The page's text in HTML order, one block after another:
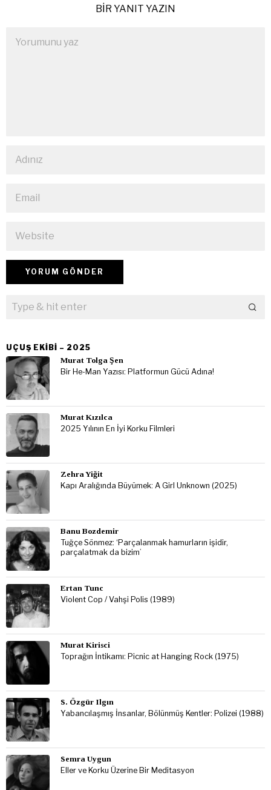
BIR YANIT YAZIN
UÇUŞ EKIBI – 2025
Murat Tolga Şen
Bir He-Man Yazısı: Platformun Gücü Adına!
Murat Kızılca
2025 Yılının En İyi Korku Filmleri
Zehra Yiğit
Kapı Aralığında Büyümek: A Girl Unknown (2025)
Banu Bozdemir
Tuğçe Sönmez: ‘Parçalanmak hamurların işidir,
parçalatmak da bizim’
Ertan Tunc
Violent Cop / Vahşi Polis (1989)
Murat Kirisci
Toprağın İntikamı: Picnic at Hanging Rock (1975)
S. Özgür Ilgın
Yabancılaşmış İnsanlar, Bölünmüş Kentler: Polizei (1988)
Semra Uygun
Eller ve Korku Üzerine Bir Meditasyon